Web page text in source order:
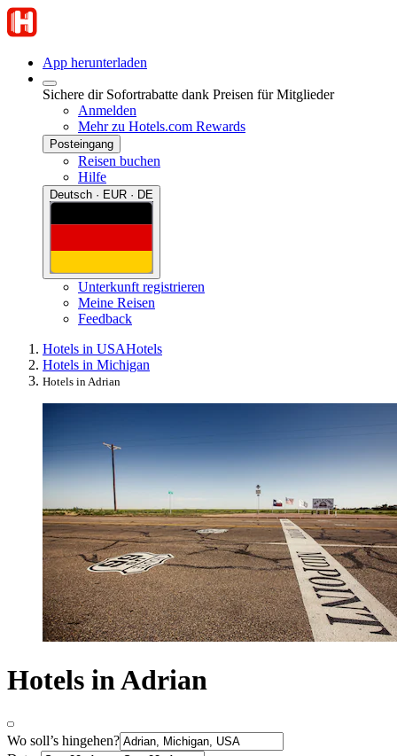
App herunterladen
Sichere dir Sofortrabatte dank Preisen für Mitglieder
Anmelden
Mehr zu Hotels.com Rewards
Posteingang
Reisen buchen
Hilfe
Deutsch · EUR · DE
Unterkunft registrieren
Meine Reisen
Feedback
Hotels in USAHotels
Hotels in Michigan
Hotels in Adrian
Hotels in Adrian
Wo soll’s hingehen?